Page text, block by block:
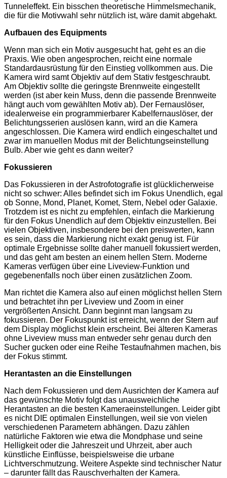
Tunneleffekt. Ein bisschen theoretische Himmelsmechanik,
die für die Motivwahl sehr nützlich ist, wäre damit abgehakt.
Aufbauen des Equipments
Wenn man sich ein Motiv ausgesucht hat, geht es an die
Praxis. Wie oben angesprochen, reicht eine normale
Standardausrüstung für den Einstieg vollkommen aus. Die
Kamera wird samt Objektiv auf dem Stativ festgeschraubt.
Am Objektiv sollte die geringste Brennweite eingestellt
werden (ist aber kein Muss, denn die passende Brennweite
hängt auch vom gewählten Motiv ab). Der Fernauslöser,
idealerweise ein programmierbarer Kabelfernauslöser, der
Belichtungsserien auslösen kann, wird an die Kamera
angeschlossen. Die Kamera wird endlich eingeschaltet und
zwar im manuellen Modus mit der Belichtungseinstellung
Bulb. Aber wie geht es dann weiter?
Fokussieren
Das Fokussieren in der Astrofotografie ist glücklicherweise
nicht so schwer: Alles befindet sich im Fokus Unendlich, egal
ob Sonne, Mond, Planet, Komet, Stern, Nebel oder Galaxie.
Trotzdem ist es nicht zu empfehlen, einfach die Markierung
für den Fokus Unendlich auf dem Objektiv einzustellen. Bei
vielen Objektiven, insbesondere bei den preiswerten, kann
es sein, dass die Markierung nicht exakt genug ist. Für
optimale Ergebnisse sollte daher manuell fokussiert werden,
und das geht am besten an einem hellen Stern. Moderne
Kameras verfügen über eine Liveview-Funktion und
gegebenenfalls noch über einen zusätzlichen Zoom.
Man richtet die Kamera also auf einen möglichst hellen Stern
und betrachtet ihn per Liveview und Zoom in einer
vergrößerten Ansicht. Dann beginnt man langsam zu
fokussieren. Der Fokuspunkt ist erreicht, wenn der Stern auf
dem Display möglichst klein erscheint. Bei älteren Kameras
ohne Liveview muss man entweder sehr genau durch den
Sucher gucken oder eine Reihe Testaufnahmen machen, bis
der Fokus stimmt.
Herantasten an die Einstellungen
Nach dem Fokussieren und dem Ausrichten der Kamera auf
das gewünschte Motiv folgt das unausweichliche
Herantasten an die besten Kameraeinstellungen. Leider gibt
es nicht DIE optimalen Einstellungen, weil sie von vielen
verschiedenen Parametern abhängen. Dazu zählen
natürliche Faktoren wie etwa die Mondphase und seine
Helligkeit oder die Jahreszeit und Uhrzeit, aber auch
künstliche Einflüsse, beispielsweise die urbane
Lichtverschmutzung. Weitere Aspekte sind technischer Natur
– darunter fällt das Rauschverhalten der Kamera.